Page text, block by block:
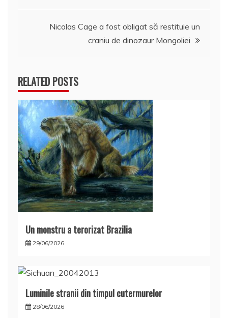
Nicolas Cage a fost obligat să restituie un
craniu de dinozaur Mongoliei
RELATED POSTS
Un monstru a terorizat Brazilia
29/06/2026
Luminile stranii din timpul cutermurelor
28/06/2026